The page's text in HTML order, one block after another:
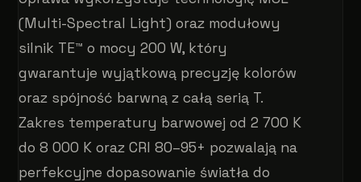
(Multi-Spectral Light) oraz modułowy
silnik TE™ o mocy 200 W, który
gwarantuje wyjątkową precyzję kolorów
oraz spójność barwną z całą serią T.
Zakres temperatury barwowej od 2 700 K
do 8 000 K oraz CRI 80–95+ pozwalają na
perfekcyjne dopasowanie światła do